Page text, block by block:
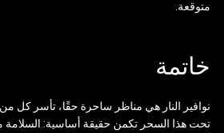
متوقعة.
خاتمة
نوافير النار هي مناظر ساحرة حقًا، تأسر كل
تحت هذا السحر تكمن حقيقة أساسية: السلامة